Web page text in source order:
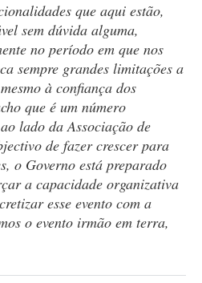
que aqui estão,
sem dúvida alguma,
no período em que nos
sempre grandes limitações a
à confiança dos
que é um número
lado da Associação de
de fazer crescer para
o Governo está preparado
a capacidade organizativa
esse evento com a
o evento irmão em terra,